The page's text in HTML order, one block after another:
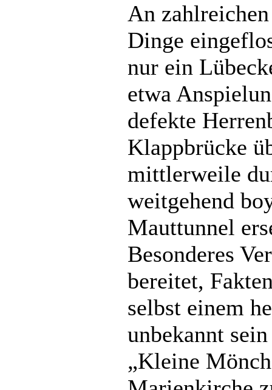
An
Dinge
nur ein
etwa
defekte
Klappbrücke
mittlerweile
weitgehend
Mauttunnel
Besonderes
bereitet,
selbst einem
unbekannt
„Kleine